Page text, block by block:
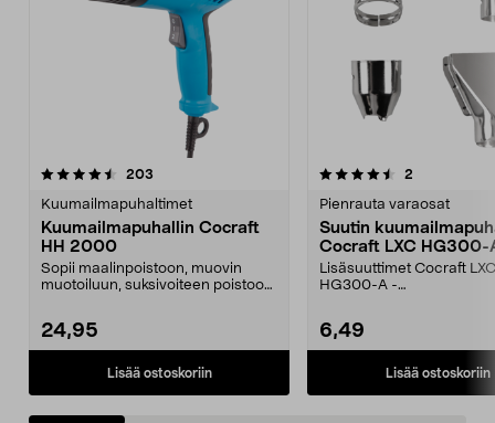
203
Kuumailmapuhaltimet
Kuumailmapuhallin Cocraft
HH 2000
Sopii maalinpoistoon, muovin
muotoiluun, suksivoiteen poistoon
24,95
Lisää ostoskoriin
4.5 viidestä
2
Pienrauta varaosat
Suutin
Cocraft LXC HG300-
Lisäsuuttimet Cocraft LXC
HG300-A -
6,49
Lisää ostoskoriin
4.5 viidestä